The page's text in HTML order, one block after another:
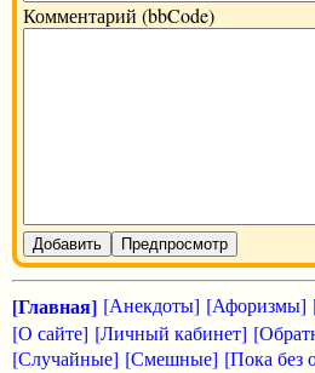
Комментарий (bbCode)
Добавить Предпросмотр
[Главная] [Анекдоты] [Афоризмы]
[О сайте] [Личный кабинет]
[Случайные] [Смешные] [Пока без